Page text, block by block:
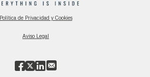
Política de Privacidad y Cookies
Aviso Legal